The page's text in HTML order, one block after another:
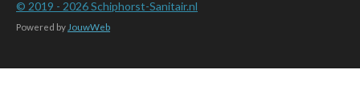
© 2019 - 2026Schiphorst-Sanitair.nl
Powered by JouwWeb